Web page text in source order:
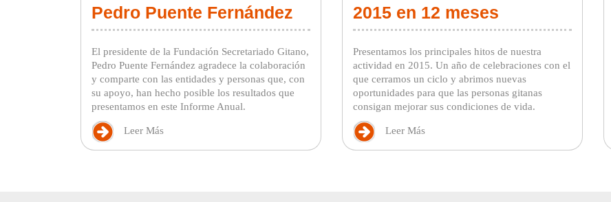
Pedro Puente Fernández
El presidente de la Fundación Secretariado Gitano,
Pedro Puente Fernández agradece la colaboración
y comparte con las entidades y personas que, con
su apoyo, han hecho posible los resultados que
presentamos en este Informe Anual.
Leer Más
2015 en 12 meses
Presentamos los principales hitos de nuestra
actividad en 2015. Un año de celebraciones con el
que cerramos un ciclo y abrimos nuevas
oportunidades para que las personas gitanas
consigan mejorar sus condiciones de vida.
Leer Más